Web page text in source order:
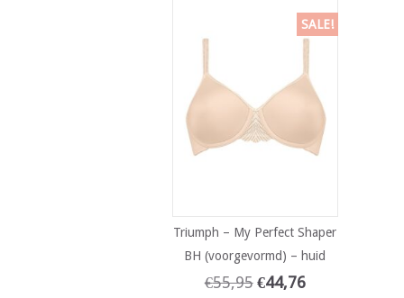
SALE!
Triumph – My Perfect Shaper
BH (voorgevormd) – huid
€55,95 €44,76